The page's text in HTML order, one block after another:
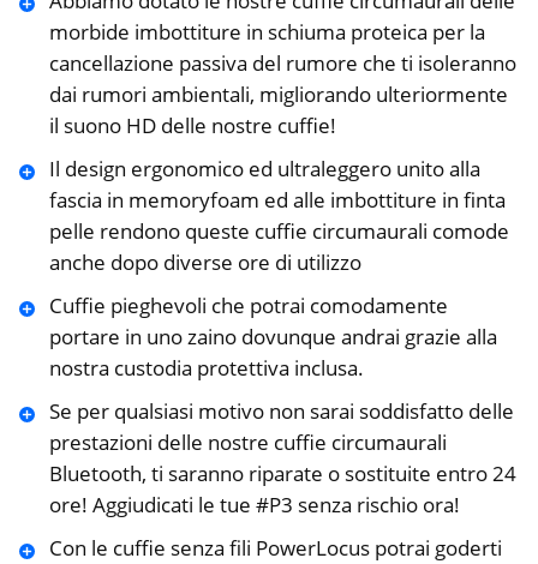
morbide imbottiture in schiuma proteica per la
cancellazione passiva del rumore che ti isoleranno
dai rumori ambientali, migliorando ulteriormente
il suono HD delle nostre cuffie!
Il design ergonomico ed ultraleggero unito alla
fascia in memoryfoam ed alle imbottiture in finta
pelle rendono queste cuffie circumaurali comode
anche dopo diverse ore di utilizzo
Cuffie pieghevoli che potrai comodamente
portare in uno zaino dovunque andrai grazie alla
nostra custodia protettiva inclusa.
Se per qualsiasi motivo non sarai soddisfatto delle
prestazioni delle nostre cuffie circumaurali
Bluetooth, ti saranno riparate o sostituite entro 24
ore! Aggiudicati le tue #P3 senza rischio ora!
Con le cuffie senza fili PowerLocus potrai goderti